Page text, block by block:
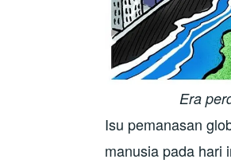
Era
Isu pemanasan
manusia pada hari